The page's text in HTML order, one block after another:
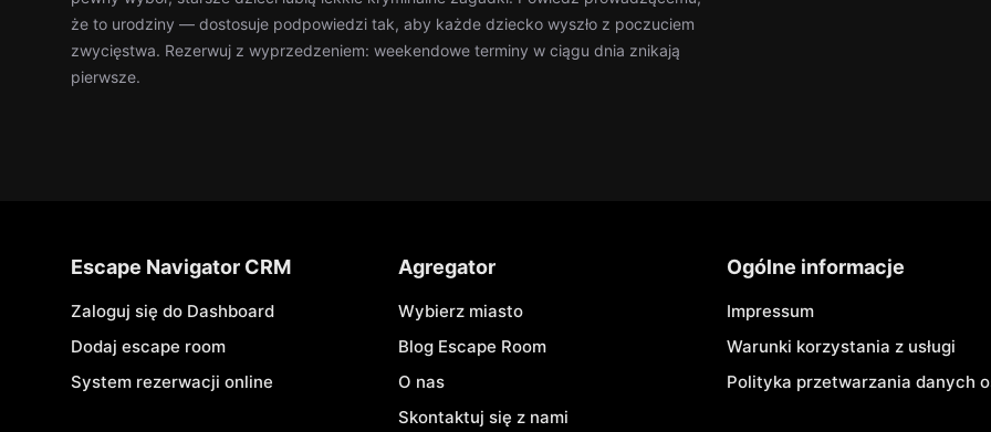
że to urodziny — dostosuje podpowiedzi tak, aby każde dziecko wyszło z poczuciem
zwycięstwa. Rezerwuj z wyprzedzeniem: weekendowe terminy w ciągu dnia znikają
pierwsze.
Escape Navigator CRM
Zaloguj się do Dashboard
Dodaj escape room
System rezerwacji online
Agregator
Wybierz miasto
Blog Escape Room
O nas
Skontaktuj się z nami
Ogólne informacje
Impressum
Warunki korzystania z usługi
Polityka przetwarzania danych